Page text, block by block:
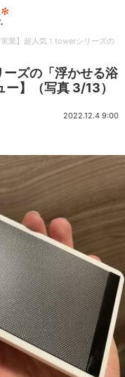
実業】超人気！towerシリーズの
ーズの「浮かせる浴
】（写真 3/13）
2022.12.4 9:00